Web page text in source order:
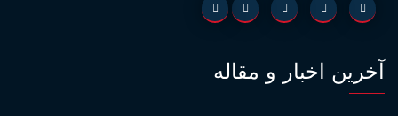
آخرین اخبار و مقاله